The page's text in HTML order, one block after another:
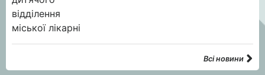
Всі новини